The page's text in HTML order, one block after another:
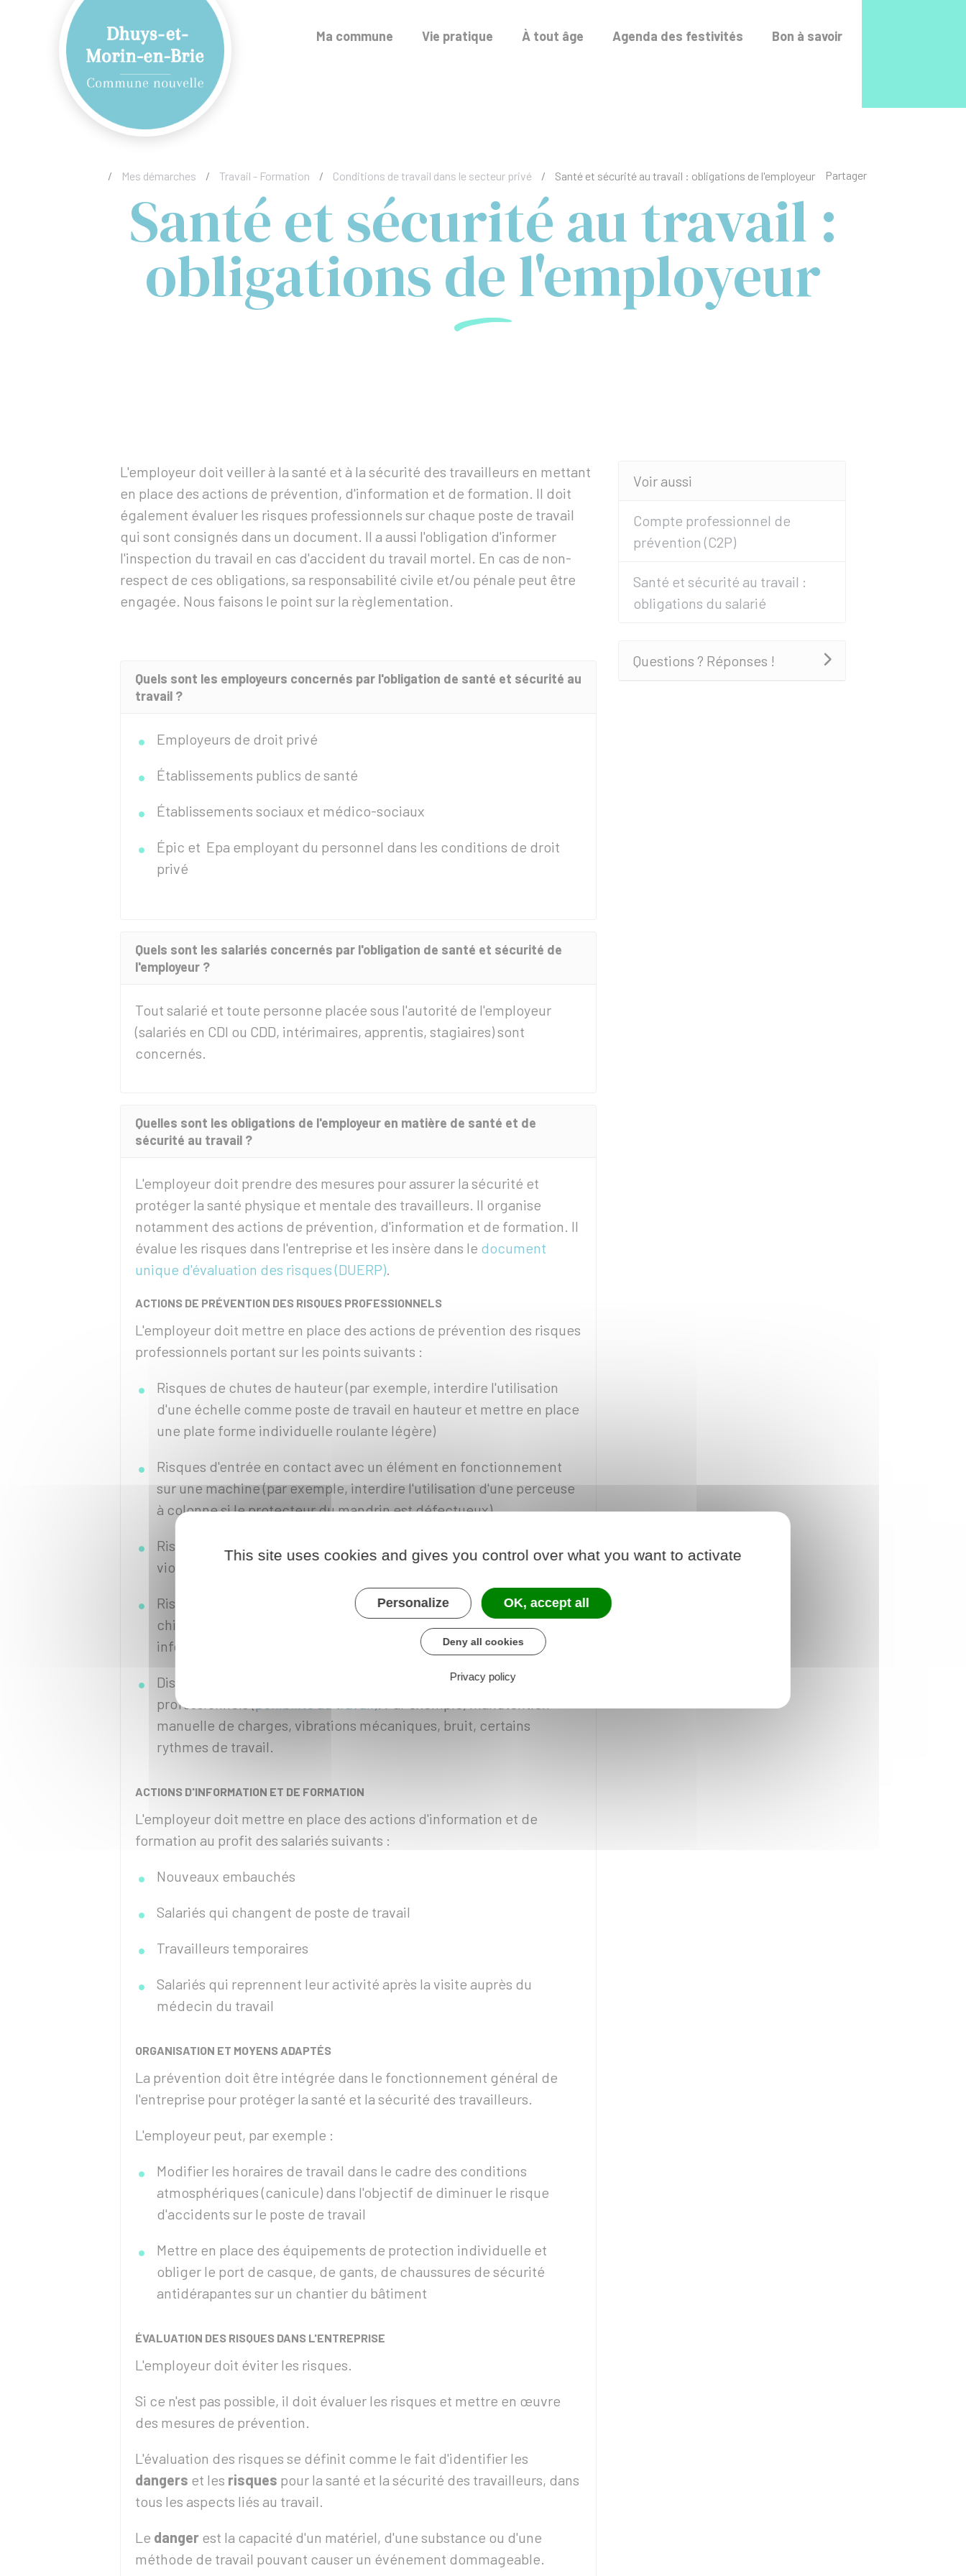
Ma commune Vie pratique À tout âge Agenda des festivités Bon à savoir
/ Mes démarches / Travail - Formation / Conditions de travail dans le secteur privé / Santé et sécurité au travail : obligations de l'employeur Partager
Santé et sécurité au travail :
obligations de l'employeur
L'employeur doit veiller à la santé et à la sécurité des travailleurs en mettant
en place des actions de prévention, d'information et de formation. Il doit
également évaluer les risques professionnels sur chaque poste de travail
qui sont consignés dans un document. Il a aussi l'obligation d'informer
l'inspection du travail en cas d'accident du travail mortel. En cas de non-
respect de ces obligations, sa responsabilité civile et/ou pénale peut être
engagée. Nous faisons le point sur la règlementation.
Quels sont les employeurs concernés par l'obligation de santé et sécurité au
travail ?
Employeurs de droit privé
Établissements publics de santé
Établissements sociaux et médico-sociaux
Épic et Epa employant du personnel dans les conditions de droit
privé
Quels sont les salariés concernés par l'obligation de santé et sécurité de
l'employeur ?
Tout salarié et toute personne placée sous l'autorité de l'employeur
(salariés en CDI ou CDD, intérimaires, apprentis, stagiaires) sont
concernés.
Quelles sont les obligations de l'employeur en matière de santé et de
sécurité au travail ?
L'employeur doit prendre des mesures pour assurer la sécurité et
protéger la santé physique et mentale des travailleurs. Il organise
notamment des actions de prévention, d'information et de formation. Il
évalue les risques dans l'entreprise et les insère dans le document
unique d'évaluation des risques (DUERP).
ACTIONS DE PRÉVENTION DES RISQUES PROFESSIONNELS
L'employeur doit mettre en place des actions de prévention des risques
professionnels portant sur les points suivants :
Risques de chutes de hauteur (par exemple, interdire l'utilisation
d'une échelle comme poste de travail en hauteur et mettre en place
une plate forme individuelle roulante légère)
Risques d'entrée en contact avec un élément en fonctionnement
sur une machine (par exemple, interdire l'utilisation d'une perceuse
à colonne si le protecteur du mandrin est défectueux)
Risques psychosociaux tels la surcharge de travail, agression et
violence interne et/ou externe
Risques chimiques (par exemple, interdire l'utilisation de produits
chimiques dangereux aux salariés qui n'ont pas été formés et
informés sur la toxicité des produits)
Dispositions concernant l'exposition à certains facteurs de risques
professionnels (
manuelle de charges, vibrations mécaniques, bruit, certains
rythmes de travail.
ACTIONS D'INFORMATION ET DE FORMATION
L'employeur doit mettre en place des actions d'information et de
formation au profit des salariés suivants :
Nouveaux embauchés
Salariés qui changent de poste de travail
Travailleurs temporaires
Salariés qui reprennent leur activité après la visite auprès du
médecin du travail
ORGANISATION ET MOYENS ADAPTÉS
La prévention doit être intégrée dans le fonctionnement général de
l'entreprise pour protéger la santé et la sécurité des travailleurs.
L'employeur peut, par exemple :
Modifier les horaires de travail dans le cadre des conditions
atmosphériques (canicule) dans l'objectif de diminuer le risque
d'accidents sur le poste de travail
Mettre en place des équipements de protection individuelle et
obliger le port de casque, de gants, de chaussures de sécurité
antidérapantes sur un chantier du bâtiment
ÉVALUATION DES RISQUES DANS L'ENTREPRISE
L'employeur doit éviter les risques.
Si ce n'est pas possible, il doit évaluer les risques et mettre en œuvre
des mesures de prévention.
L'évaluation des risques se définit comme le fait d'identifier les
dangers et les risques pour la santé et la sécurité des travailleurs, dans
tous les aspects liés au travail.
Le danger est la capacité d'un matériel, d'une substance ou d'une
méthode de travail pouvant causer un événement dommageable.
Voir aussi
Compte professionnel de
prévention (C2P)
Santé et sécurité au travail :
obligations du salarié
Questions ? Réponses !
This site uses cookies and gives you control over what you want to activate
Personalize OK, accept all
Deny all cookies
Privacy policy